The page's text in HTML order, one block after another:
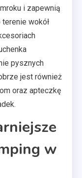
i zapewnią
wokół
pysznych
jest również
oraz apteczkę
w